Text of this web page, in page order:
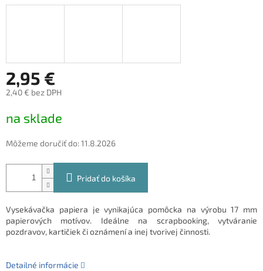
2,95 €
2,40 € bez DPH
cena:
na sklade
Môžeme doručiť do:11.8.2026
Pridať do košíka
Vysekávačka papiera je vynikajúca pomôcka na výrobu 17 mm
papierových motívov. Ideálne na scrapbooking, vytváranie
pozdravov, kartičiek či oznámení a inej tvorivej činnosti.
Detailné informácie